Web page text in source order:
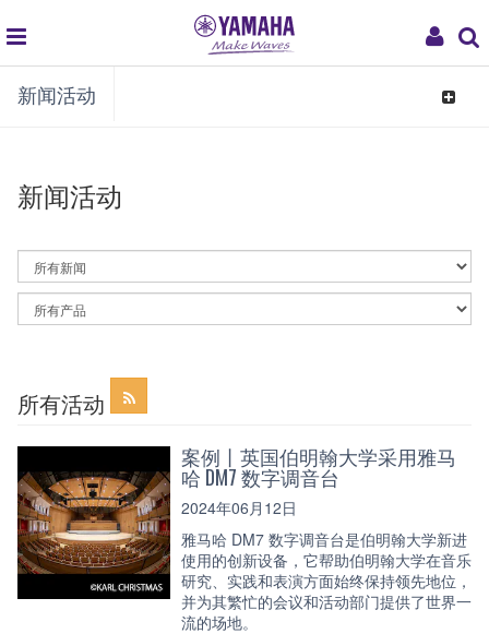
My
global
navigation
新闻活动
Toggle
新闻活动
By
News
Category
By
Article
所有活动
案例丨英国伯明翰大学采用雅马
哈 DM7 数字调音台
2024年06月12日
雅马哈 DM7 数字调音台是伯明翰大学新进
使用的创新设备，它帮助伯明翰大学在音乐
研究、实践和表演方面始终保持领先地位，
并为其繁忙的会议和活动部门提供了世界一
流的场地。